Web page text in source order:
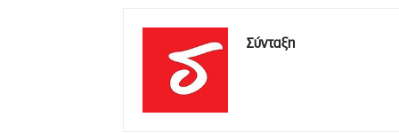
Σύνταξη